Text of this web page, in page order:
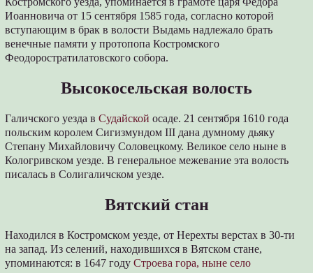
Иоанновича от 15 сентября 1585 года, согласно которой
вступающим в брак в волости Выдамь надлежало брать
венечные памяти у протопопа Костромского
Феодоростратилатовского собора.
Высокосельская волость
Галичского уезда вСудайской осаде. 21 сентября 1610 года
польским королем Сигизмундом III дана думному дьяку
Степану Михайловичу Соловецкому. Великое село ныне в
Кологривском уезде. В генеральное межевание эта волость
писалась в Солигаличском уезде.
Вятский стан
Находился в Костромском уезде, от Нерехты верстах в 30-ти
на запад. Из селений, находившихся в Вятском стане,
упоминаются: в 1647 годуСтроева гора, ныне село